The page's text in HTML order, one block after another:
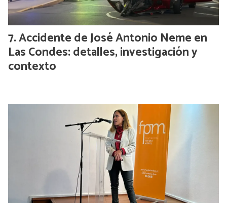
Accidente de José Antonio Neme en
Las Condes: detalles, investigación y
contexto